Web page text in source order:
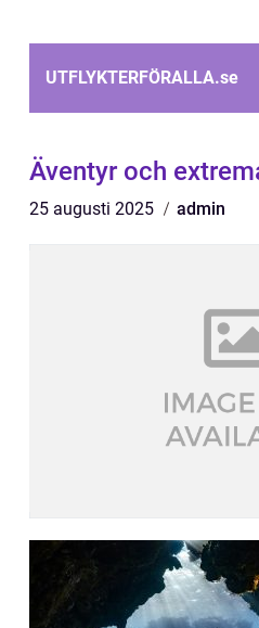
UTFLYKTERFÖRALLA.se
Äventyr och
25 augusti 2025 admin